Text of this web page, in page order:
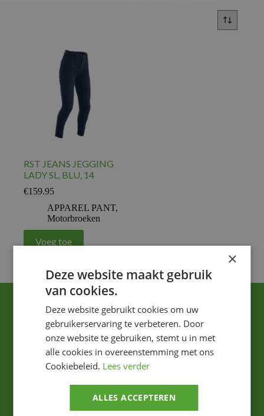
RST JEANS JEGGING
LADY SL, BLU, 14
€159.95
APPAREL PANT,
Motorbroeken
Voeg toe
Ik ga akkoord met het privacybeleid.
×
Deze website maakt gebruik
van cookies.
Deze website gebruikt cookies om uw
gebruikerservaring te verbeteren. Door
onze website te gebruiken, stemt u in met
alle cookies in overeenstemming met ons
Cookiebeleid. Lees verder
ALLES ACCEPTEREN